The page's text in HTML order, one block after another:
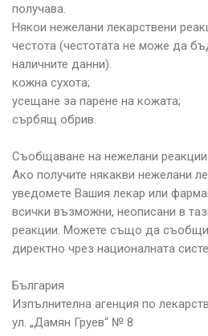
получава.
Някои нежелани лекарствени
честота (честотата не може да
наличните данни).
кожна сухота;
усещане за парене на кожата;
сърбящ обрив.
Съобщаване на нежелани реакции
Ако получите някакви нежелани
уведомете Вашия лекар или
всички възможни, неописани в
реакции. Можете също да
директно чрез националната
България
Изпълнителна агенция по
ул. „Дамян Груев“ № 8